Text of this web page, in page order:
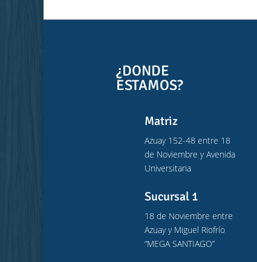
¿DONDE
ESTAMOS?
Matriz
Azuay 152-48 entre 18
de Noviembre y Avenida
Universitaria
Sucursal 1
18 de Noviembre entre
Azuay y Miguel Riofrío
“MEGA SANTIAGO”